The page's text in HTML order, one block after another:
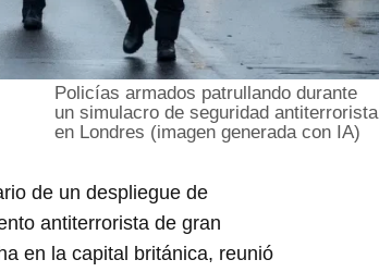
Policías armados patrullando durante
un simulacro de seguridad antiterrorista
en Londres (imagen generada con IA)
de un despliegue de
antiterrorista de gran
en la capital británica, reunió